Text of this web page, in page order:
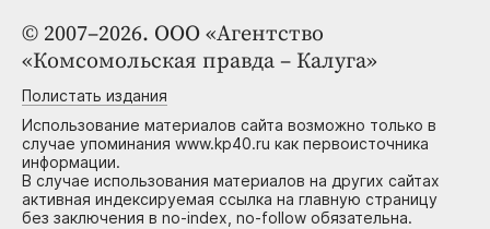
© 2007–2026. ООО «Агентство
«Комсомольская правда – Калуга»
Полистать издания
Использование материалов сайта возможно только в
случае упоминания www.kp40.ru как первоисточника
информации.
В случае использования материалов на других сайтах
активная индексируемая ссылка на главную страницу
без заключения в no-index, no-follow обязательна.